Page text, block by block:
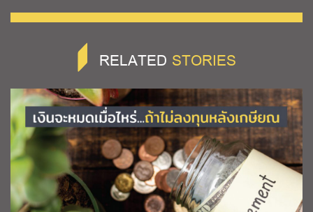
RELATED STORIES